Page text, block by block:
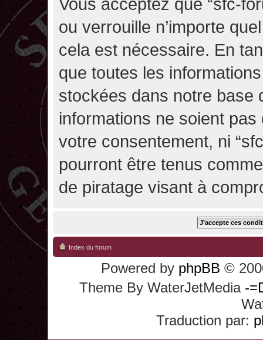
ou verrouille n’importe
cela est nécessaire. En
que toutes les
stockées dans notre base
informations ne soient
votre consentement, ni
pourront être tenus
de piratage visant à
Index du forum
Powered by phpBB ©
Theme By WaterJetMedia -
Traduction par: